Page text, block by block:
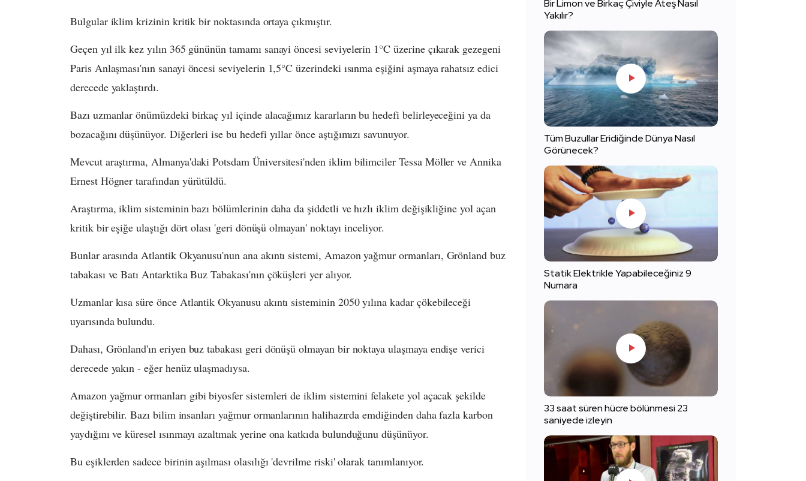
Bulgular iklim krizinin kritik bir noktasında ortaya çıkmıştır.
Geçen yıl ilk kez yılın 365 gününün tamamı sanayi öncesi seviyelerin 1°C üzerine çıkarak gezegeni
Paris Anlaşması'nın sanayi öncesi seviyelerin 1,5°C üzerindeki ısınma eşiğini aşmaya rahatsız edici
derecede yaklaştırdı.
Bazı uzmanlar önümüzdeki birkaç yıl içinde alacağımız kararların bu hedefi belirleyeceğini ya da
bozacağını düşünüyor. Diğerleri ise bu hedefi yıllar önce aştığımızı savunuyor.
Mevcut araştırma, Almanya'daki Potsdam Üniversitesi'nden iklim bilimciler Tessa Möller ve Annika
Ernest Högner tarafından yürütüldü.
Araştırma, iklim sisteminin bazı bölümlerinin daha da şiddetli ve hızlı iklim değişikliğine yol açan
kritik bir eşiğe ulaştığı dört olası 'geri dönüşü olmayan' noktayı inceliyor.
Bunlar arasında Atlantik Okyanusu'nun ana akıntı sistemi, Amazon yağmur ormanları, Grönland buz
tabakası ve Batı Antarktika Buz Tabakası'nın çöküşleri yer alıyor.
Uzmanlar kısa süre önce Atlantik Okyanusu akıntı sisteminin 2050 yılına kadar çökebileceği
uyarısında bulundu.
Dahası, Grönland'ın eriyen buz tabakası geri dönüşü olmayan bir noktaya ulaşmaya endişe verici
derecede yakın - eğer henüz ulaşmadıysa.
Amazon yağmur ormanları gibi biyosfer sistemleri de iklim sistemini felakete yol açacak şekilde
değiştirebilir. Bazı bilim insanları yağmur ormanlarının halihazırda emdiğinden daha fazla karbon
yaydığını ve küresel ısınmayı azaltmak yerine ona katkıda bulunduğunu düşünüyor.
Bu eşiklerden sadece birinin aşılması olasılığı 'devrilme riski' olarak tanımlanıyor.
Bir Limon ve Birkaç Çiviyle Ateş Nasıl
Yakılır?
Tüm Buzullar Eridiğinde Dünya Nasıl
Görünecek?
Statik Elektrikle Yapabileceğiniz 9
Numara
33 saat süren hücre bölünmesi 23
saniyede izleyin